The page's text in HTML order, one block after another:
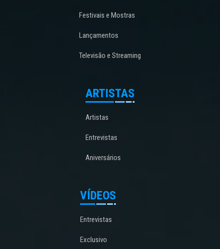
Festivais e Mostras
Lançamentos
Televisão e Streaming
ARTISTAS
Artistas
Entrevistas
Aniversários
VÍDEOS
Entrevistas
Exclusivo